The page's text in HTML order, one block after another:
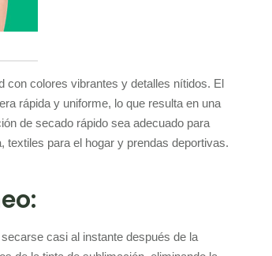
con colores vibrantes y detalles nítidos. El
rápida y uniforme, lo que resulta en una
de secado rápido sea adecuado para
para el hogar y prendas deportivas.
casi al instante después de la